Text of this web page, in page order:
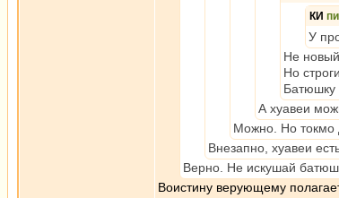
КИ
У
Не
Но
Батюшку
А хуавеи
Можно. Но токмо
Внезапно, хуавеи
Верно. Не искушай
Воистину верующему